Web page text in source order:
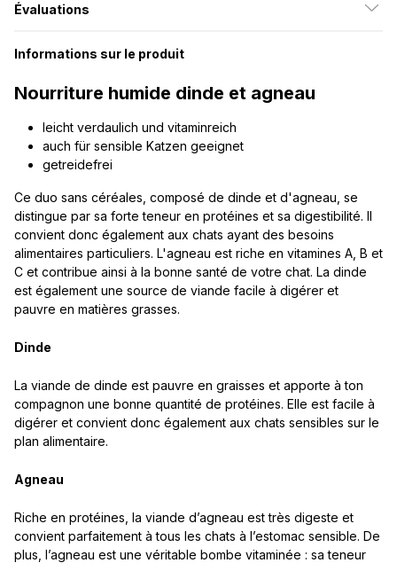
Évaluations
Informations sur le produit
Nourriture humide dinde et agneau
leicht verdaulich und vitaminreich
auch für sensible Katzen geeignet
getreidefrei
Ce duo sans céréales, composé de dinde et d'agneau, se
distingue par sa forte teneur en protéines et sa digestibilité. Il
convient donc également aux chats ayant des besoins
alimentaires particuliers. L'agneau est riche en vitamines A, B et
C et contribue ainsi à la bonne santé de votre chat. La dinde
est également une source de viande facile à digérer et
pauvre en matières grasses.
Dinde
La viande de dinde est pauvre en graisses et apporte à ton
compagnon une bonne quantité de protéines. Elle est facile à
digérer et convient donc également aux chats sensibles sur le
plan alimentaire.
Agneau
Riche en protéines, la viande d’agneau est très digeste et
convient parfaitement à tous les chats à l’estomac sensible. De
plus, l’agneau est une véritable bombe vitaminée : sa teneur